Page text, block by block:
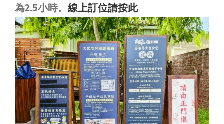
為2.5小時。 線上訂位請按此